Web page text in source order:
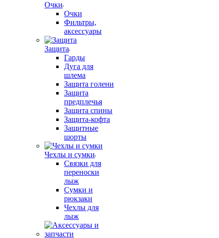
Очки
Очки
Фильтры,
аксессуары
Защита
Гарды
Дуга для
шлема
Защита голени
Защита
предплечья
Защита спины
Защита-кофта
Защитные
шорты
Чехлы и сумки
Связки для
переноски
лыж
Сумки и
рюкзаки
Чехлы для
лыж